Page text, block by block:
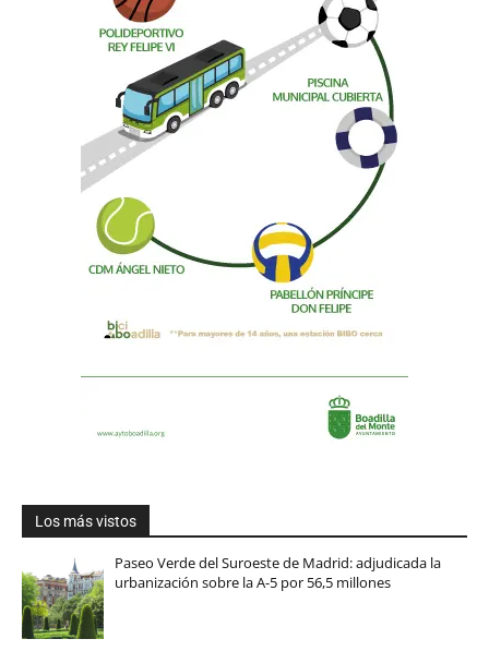
Los más vistos
Paseo Verde del Suroeste de Madrid: adjudicada la
urbanización sobre la A-5 por 56,5 millones